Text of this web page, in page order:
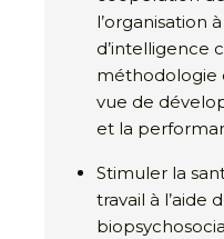
l’organisation
d’intelligence
méthodologie
vue de
et la
Stimuler la
travail à l’aide